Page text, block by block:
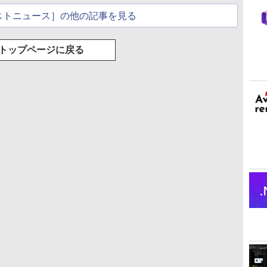
トニュース］の他の記事を見る
トップページに戻る